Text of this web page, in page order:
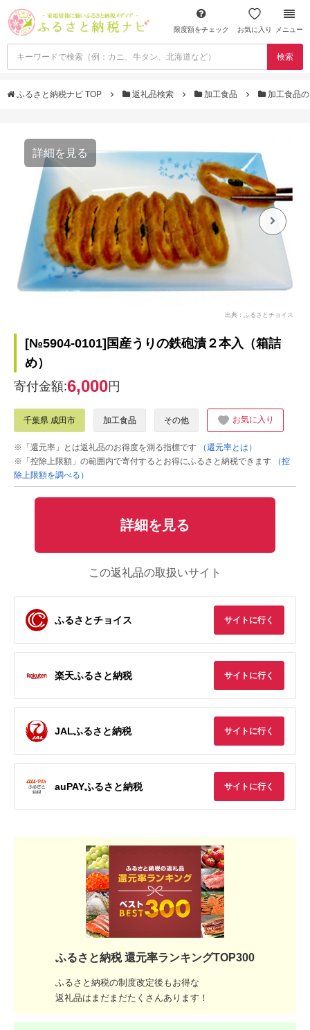
限度額をチェック お気に入り メニュー
検索
ふるさと納税ナビ TOP 返礼品検索 加工食品 加工食品
詳細を見る
出典：ふるさとチョイス
[№5904-0101]国産うりの鉄砲漬２本入（箱詰
め）
寄付金額:6,000円
千葉県 成田市 加工食品 その他 お気に入り
※「還元率」とは返礼品のお得度を測る指標です
（還元率とは）
※「控除上限額」の範囲内で寄付するとお得にふるさと納税できます
（控
除上限額を調べる）
詳細を見る
この返礼品の取扱いサイト
ふるさとチョイス サイトに行く
楽天ふるさと納税 サイトに行く
JALふるさと納税 サイトに行く
auPAYふるさと納税 サイトに行く
ふるさと納税 還元率ランキングTOP300
ふるさと納税の制度改定後もお得な
返礼品はまだまだたくさんあります！